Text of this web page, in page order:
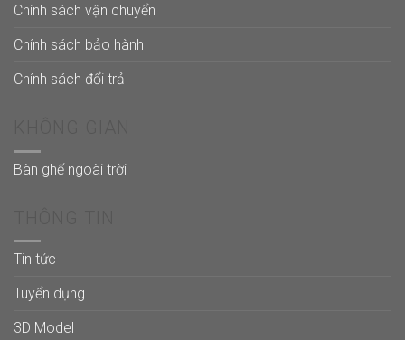
Chính sách vận chuyển
Chính sách bảo hành
Chính sách đổi trả
Bàn ghế ngoài trời
Tin tức
Tuyển dụng
3D Model